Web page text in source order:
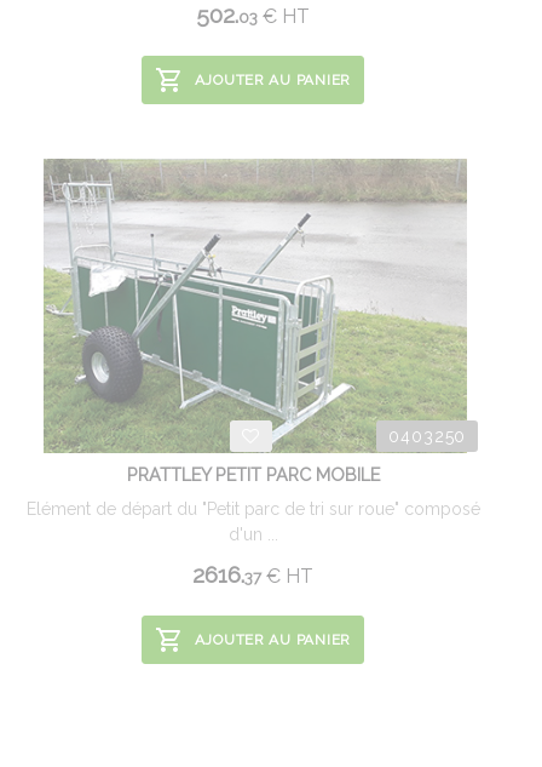
502.03 € HT
AJOUTER AU PANIER
0403250
PRATTLEY PETIT PARC MOBILE
Elément de départ du "Petit parc de tri sur roue" composé
d'un ...
2616.37 € HT
AJOUTER AU PANIER